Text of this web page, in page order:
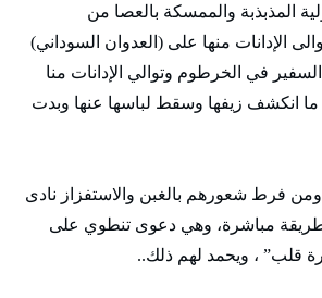
المذبذبة والممسكة بالعصا من
الإدانات منها على (العدوان السوداني)
في الخرطوم وتوالي الإدانات منا
ما انكشف زيفها وسقط لباسها عنها وبدت
فرط شعورهم بالغبن والاستفزاز نادى
مباشرة، وهي دعوى تنطوي على
قلب” ، ويحمد لهم ذلك..